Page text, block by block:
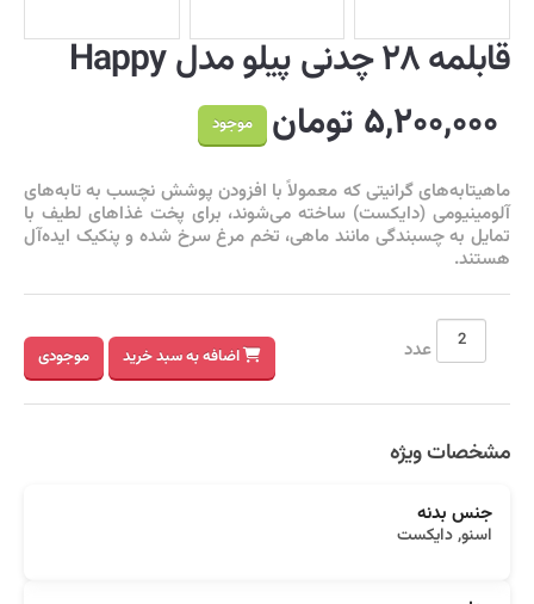
قابلمه ۲۸ چدنی پیلو مدل Happy
۵,۲۰۰,۰۰۰ تومان
موجود
ماهیتابه‌های گرانیتی که معمولاً با افزودن پوشش نچسب به تابه‌های
آلومینیومی (دایکست) ساخته می‌شوند، برای پخت غذا‌های لطیف با
تمایل به چسبندگی مانند ماهی، تخم مرغ سرخ شده و پنکیک ایده‌آل
هستند.
موجودی عدد اضافه به سبد خرید
مشخصات ویژه
جنس بدنه
اسنو, دایکست